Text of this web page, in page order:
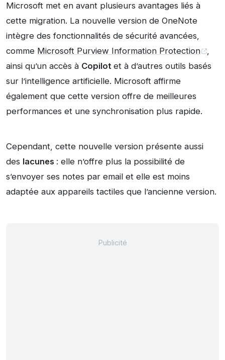
Microsoft met en avant plusieurs avantages liés à
cette migration. La nouvelle version de OneNote
intègre des fonctionnalités de sécurité avancées,
comme Microsoft Purview Information Protection
,
ainsi qu’un accès à Copilot et à d’autres outils basés
sur l’intelligence artificielle. Microsoft affirme
également que cette version offre de meilleures
performances et une synchronisation plus rapide.
Cependant, cette nouvelle version présente aussi
des lacunes : elle n’offre plus la possibilité de
s’envoyer ses notes par email et elle est moins
adaptée aux appareils tactiles que l’ancienne version.